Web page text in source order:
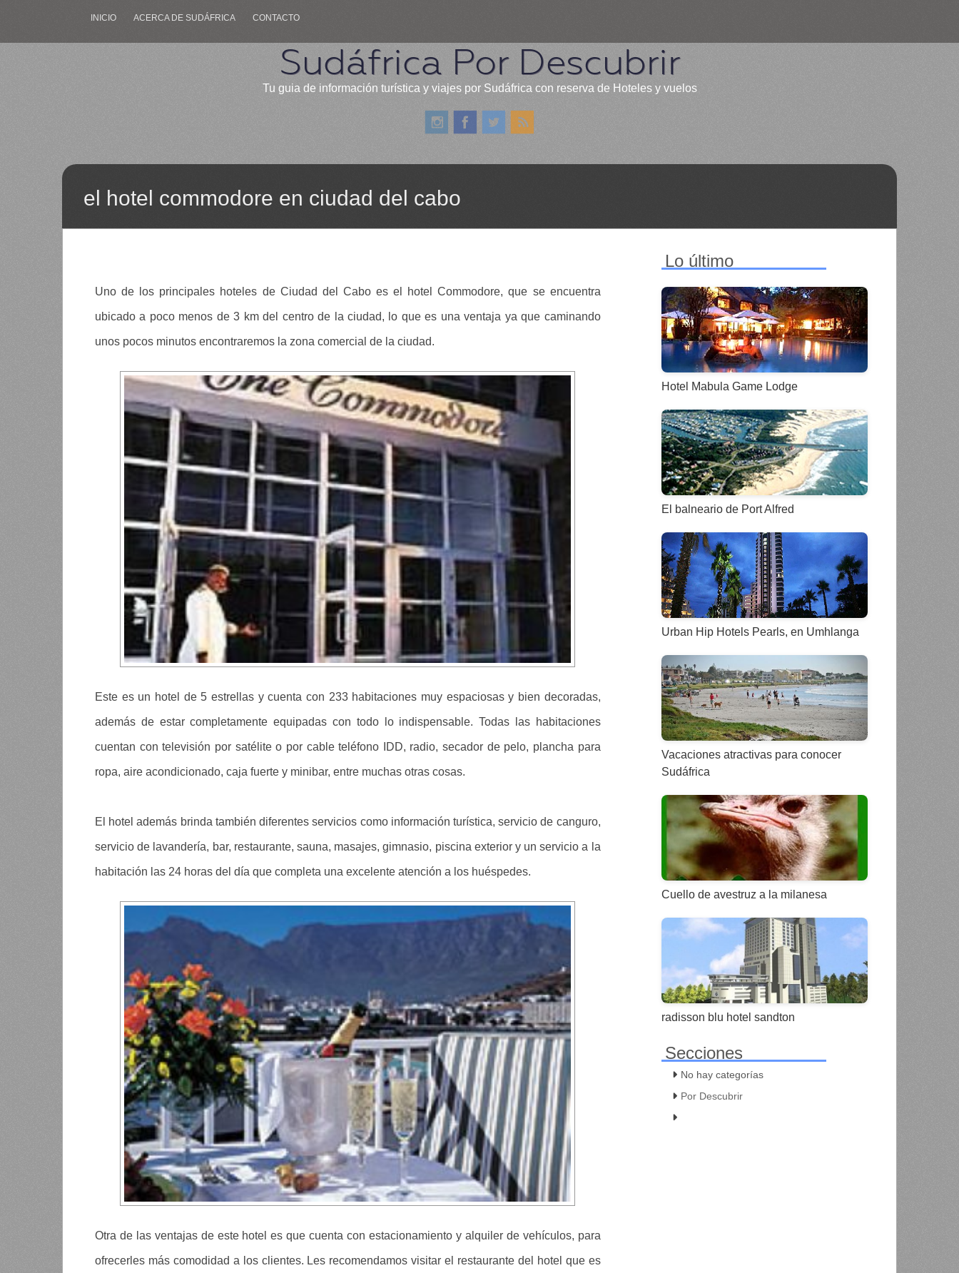
INICIO ACERCA DE SUDÁFRICA CONTACTO
Sudáfrica Por Descubrir
Tu guia de información turística y viajes por Sudáfrica con reserva de Hoteles y vuelos
el hotel commodore en ciudad del cabo
Uno de los principales hoteles de Ciudad del Cabo es el hotel Commodore, que se encuentra
ubicado a poco menos de 3 km del centro de la ciudad, lo que es una ventaja ya que caminando
unos pocos minutos encontraremos la zona comercial de la ciudad.
Este es un hotel de 5 estrellas y cuenta con 233 habitaciones muy espaciosas y bien decoradas,
además de estar completamente equipadas con todo lo indispensable. Todas las habitaciones
cuentan con televisión por satélite o por cable teléfono IDD, radio, secador de pelo, plancha para
ropa, aire acondicionado, caja fuerte y minibar, entre muchas otras cosas.
El hotel además brinda también diferentes servicios como información turística, servicio de canguro,
servicio de lavandería, bar, restaurante, sauna, masajes, gimnasio, piscina exterior y un servicio a la
habitación las 24 horas del día que completa una excelente atención a los huéspedes.
Otra de las ventajas de este hotel es que cuenta con estacionamiento y alquiler de vehículos, para
ofrecerles más comodidad a los clientes. Les recomendamos visitar el restaurante del hotel que es
Lo último
Hotel Mabula Game Lodge
El balneario de Port Alfred
Urban Hip Hotels Pearls, en Umhlanga
Vacaciones atractivas para conocer
Sudáfrica
Cuello de avestruz a la milanesa
radisson blu hotel sandton
Secciones
No hay categorías
Por Descubrir